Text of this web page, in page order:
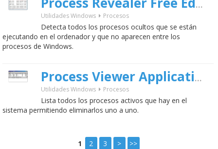
Process Revealer Free Edition
Utilidades Windows Procesos
Detecta todos los procesos ocultos que se están
ejecutando en el ordenador y que no aparecen entre los
procesos de Windows.
Process Viewer Application
Utilidades Windows Procesos
Lista todos los procesos activos que hay en el
sistema permitiendo eliminarlos uno a uno.
1 2 3 > >>